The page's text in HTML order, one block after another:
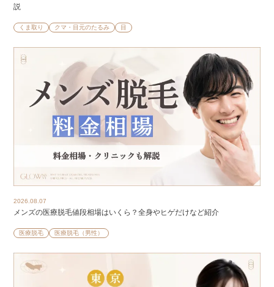
説
くま取り クマ・目元のたるみ 目
2026.08.07
メンズの医療脱毛値段相場はいくら？全身やヒゲだけなど紹介
医療脱毛 医療脱毛（男性）